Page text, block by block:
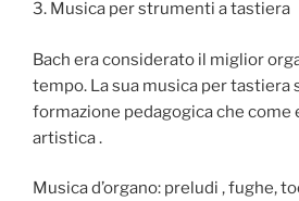
3. Musica per strumenti a tastiera
Bach era considerato il miglior
tempo. La sua musica per tastiera
formazione pedagogica che come
artistica .
Musica d’organo: preludi , fughe,